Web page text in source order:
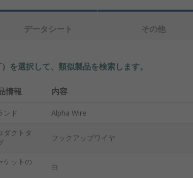
データシート その他
を選択して、類似製品を検索します。
情報 内容
ンド Alpha Wire
ダクトタ
フックアップワイヤ
ケットの
白